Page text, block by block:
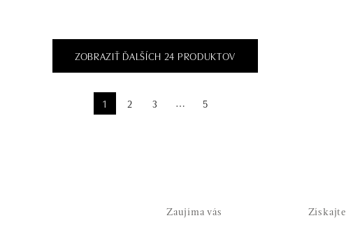
ZOBRAZIŤ ĎALŠÍCH 24 PRODUKTOV
1 2 3 ⋯ 5
Zaujíma vás Získajte